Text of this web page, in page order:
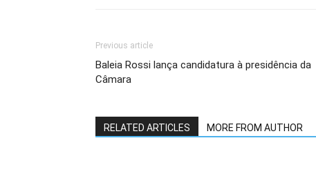
Previous article
Baleia Rossi lança candidatura à presidência da
Câmara
RELATED ARTICLES MORE FROM AUTHOR